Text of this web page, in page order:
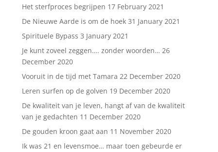
Het sterfproces begrijpen 17 February 2021
De Nieuwe Aarde is om de hoek 31 January 2021
Spirituele Bypass 3 January 2021
Je kunt zoveel zeggen…. zonder woorden… 26
December 2020
Vooruit in de tijd met Tamara 22 December 2020
Leren surfen op de golven 19 December 2020
De kwaliteit van je leven, hangt af van de kwaliteit
van je gedachten 11 December 2020
De gouden kroon gaat aan 11 November 2020
Ik was 21 en levensmoe… maar toen gebeurde er